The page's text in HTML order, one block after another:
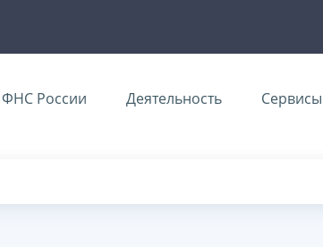
России Деятельность Сервисы